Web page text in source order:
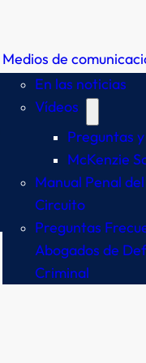
Medios de
En las noticias
Vídeos
Preguntas
McKenzie
Manual Penal
Circuito
Preguntas
Abogados de
Criminal